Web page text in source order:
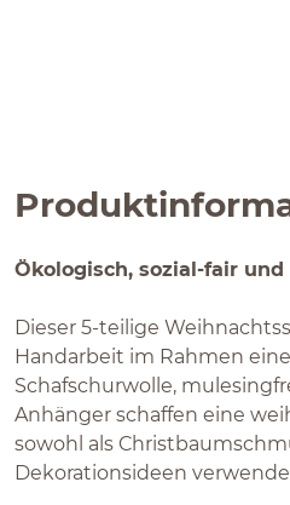
Ökologisch, sozial-fair
Dieser 5-teilige
Handarbeit im Rahmen
Schafschurwolle,
Anhänger schaffen eine
sowohl als
Dekorationsideen